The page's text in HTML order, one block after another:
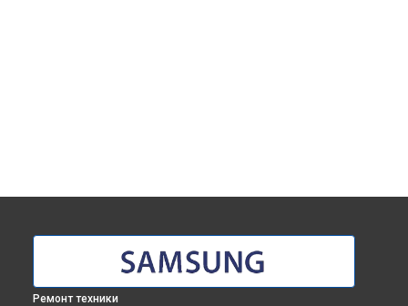
Ремонт техники